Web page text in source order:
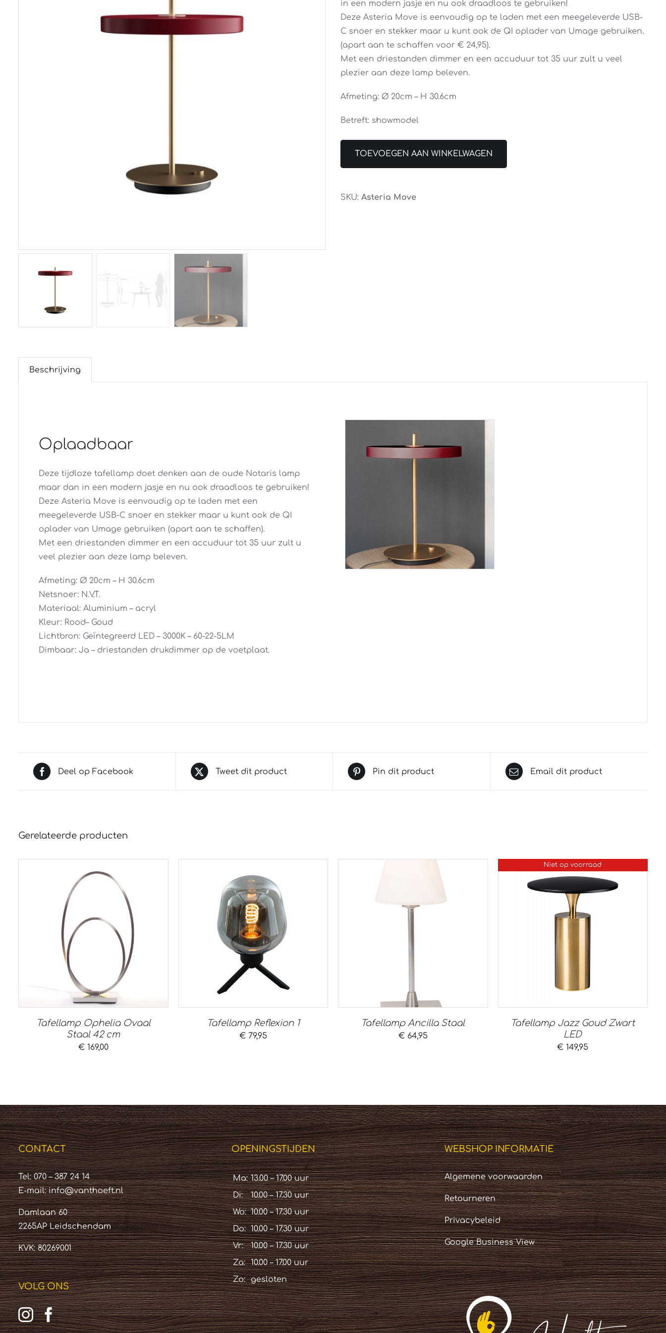
in een modern jasje en nu ook draadloos te gebruiken!
Deze Asteria Move is eenvoudig op te laden met een meegeleverde USB-
C snoer en stekker maar u kunt ook de QI oplader van Umage gebruiken.
(apart aan te schaffen voor € 24,95).
Met een driestanden dimmer en een accuduur tot 35 uur zult u veel
plezier aan deze lamp beleven.
Afmeting: Ø 20cm – H 30.6cm
Betreft: showmodel
TOEVOEGEN AAN WINKELWAGEN
SKU: Asteria Move
Beschrijving
Oplaadbaar
Deze tijdloze tafellamp doet denken aan de oude Notaris lamp
maar dan in een modern jasje en nu ook draadloos te gebruiken!
Deze Asteria Move is eenvoudig op te laden met een
meegeleverde USB-C snoer en stekker maar u kunt ook de QI
oplader van Umage gebruiken (apart aan te schaffen).
Met een driestanden dimmer en een accuduur tot 35 uur zult u
veel plezier aan deze lamp beleven.
Afmeting: Ø 20cm – H 30.6cm
Netsnoer: N.V.T.
Materiaal: Aluminium – acryl
Kleur: Rood– Goud
Lichtbron: Geïntegreerd LED – 3000K – 60-22-5LM
Dimbaar: Ja – driestanden drukdimmer op de voetplaat.
Deel op Facebook Tweet dit product Pin dit product Email dit product
Gerelateerde producten
Tafellamp Ophelia Ovaal
Staal 42 cm
€169,00
Tafellamp Reflexion 1
€79,95
Tafellamp Ancilla Staal
€64,95
Niet op voorraad
Tafellamp Jazz Goud Zwart
LED
€ 149,95
CONTACT
Tel: 070 – 387 24 14
E-mail:info@vanthoeft.nl
Damlaan 60
2265AP Leidschendam
KVK: 80269001
VOLG ONS
OPENINGSTIJDEN
Ma: 13.00 – 17.00 uur
Di:
10.00 – 17.30 uur
Wo: 10.00 – 17.30 uur
Do: 10.00 – 17.30 uur
Vr:
10.00 – 17.30 uur
Za:
10.00 – 17.00 uur
Zo:
gesloten
WEBSHOP INFORMATIE
Algemene voorwaarden
Retourneren
Privacybeleid
Google Business View